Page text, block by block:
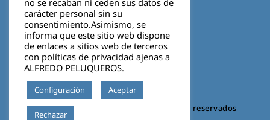
Política de privacidad
Cookies
©2026 VIGO BOSCO. Todos los derechos reservados
no se recaban ni ceden sus datos de
carácter personal sin su
consentimiento.Asimismo, se
informa que este sitio web dispone
de enlaces a sitios web de terceros
con políticas de privacidad ajenas a
ALFREDO PELUQUEROS.
Configuración Aceptar
Rechazar